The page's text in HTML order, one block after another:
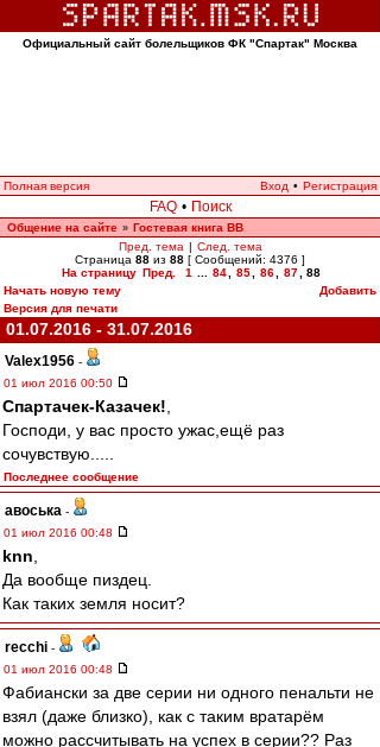
Официальный сайт болельщиков ФК "Спартак" Москва
Полная версия Вход • Регистрация
FAQ • Поиск
Общение на сайте » Гостевая книга ВВ
Пред. тема | След. тема
Страница 88 из 88 [ Сообщений: 4376 ]
На страницу Пред. 1 84 85 86 87
88
Начать новую тему
Добавить
Версия для печати
01.07.2016 - 31.07.2016
Valex1956 -
01 июл 2016 00:50
Спартачек-Казачек!
Господи, у вас просто ужас,ещё раз
сочувствую.....
Последнее сообщение
авоська -
01 июл 2016 00:48
knn
Да вообще пиздец.
Как таких земля носит?
recchi -
01 июл 2016 00:48
Фабиански за две серии ни одного пенальти не
взял (даже близко), как с таким вратарём
можно рассчитывать на успех в серии?? Раз